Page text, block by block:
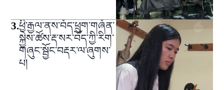
3.ཕྱི་རྒྱལ་ནས་བོད་ཕྲུག་གཞོན་
སྐྱེས་ཚོས་རྡ་སར་བོད་ཀྱི་རིག་
གཞུང་སྦྱོང་བརྡར་ལ་ཞུགས་
པ།